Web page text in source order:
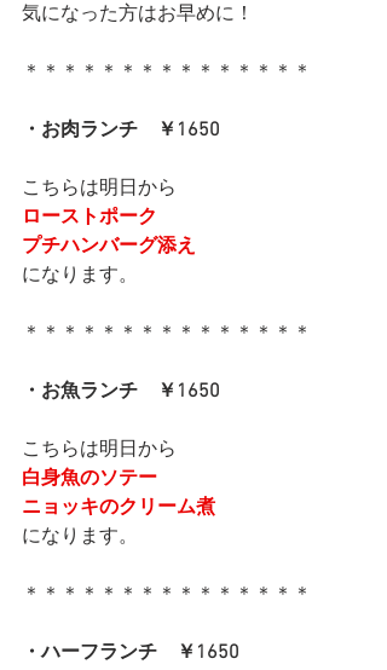
気になった方はお早めに！
＊＊＊＊＊＊＊＊＊＊＊＊＊＊＊
・お肉ランチ　￥1650
こちらは明日から
ローストポーク
プチハンバーグ添え
になります。
＊＊＊＊＊＊＊＊＊＊＊＊＊＊＊
・お魚ランチ　￥1650
こちらは明日から
白身魚のソテー
ニョッキのクリーム煮
になります。
＊＊＊＊＊＊＊＊＊＊＊＊＊＊＊
・ハーフランチ　￥1650